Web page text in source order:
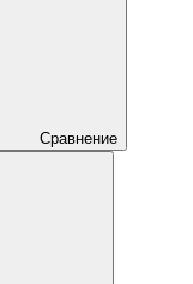
Сравнение